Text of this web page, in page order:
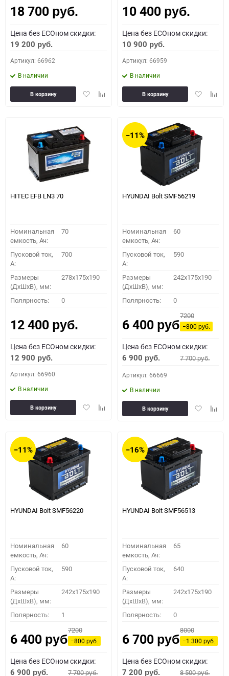
18 700 руб.
Цена без ECOном скидки:
19 200 руб.
Артикул: 66962
В наличии
ДобавитьДобавить
В корзину
10 400 руб.
Цена без ECOном скидки:
10 900 руб.
Артикул: 66959
В наличии
Добавить
В корзину
HITEC EFB LN3 70
Номинальная
емкость, Ач:
70
Пусковой ток,
A:
700
Размеры
(ДхШхВ), мм:
278x175x190
Полярность: 0
12 400 руб.
Цена без ECOном скидки:
12 900 руб.
Артикул: 66960
В наличии
ДобавитьДобавить
В корзину
−11%
HYUNDAI Bolt SMF56219
Номинальная
емкость, Ач:
60
Пусковой ток,
A:
590
Размеры
(ДхШхВ), мм:
242x175x190
Полярность: 0
6 400 руб.
7200
−800руб.
Цена без ECOном скидки:
6 900 руб. 7 700руб.
Артикул: 66669
В наличии
Добавить
В корзину
−11%
HYUNDAI Bolt SMF56220
Номинальная
емкость, Ач:
60
Пусковой ток,
A:
590
Размеры
(ДхШхВ), мм:
242x175x190
Полярность: 1
6 400 руб.
7200
−800руб.
Цена без ECOном скидки:
6 900 руб. 7 700руб.
−16%
HYUNDAI Bolt SMF56513
Номинальная
емкость, Ач:
65
Пусковой ток,
A:
640
Размеры
(ДхШхВ), мм:
242x175x190
Полярность: 0
6 700 руб.
8000
−1 300руб.
Цена без ECOном скидки:
7 200 руб. 8 500руб.